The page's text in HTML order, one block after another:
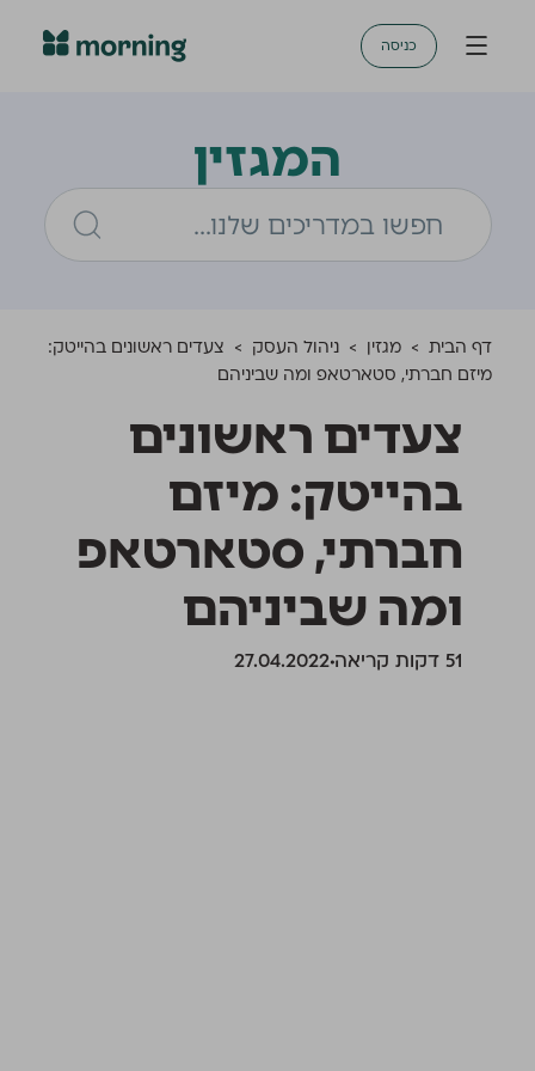
כניסה
המגזין
דף הבית > מגזין > ניהול העסק > צעדים ראשונים בהייטק:
מיזם חברתי, סטארטאפ ומה שביניהם
צעדים ראשונים
בהייטק: מיזם
חברתי, סטארטאפ
ומה שביניהם
‫51 דקות קריאה 27.04.2022